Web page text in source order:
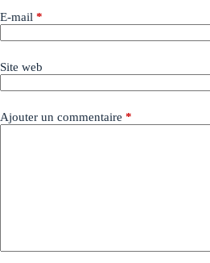
E-mail *
Site web
Ajouter un commentaire *